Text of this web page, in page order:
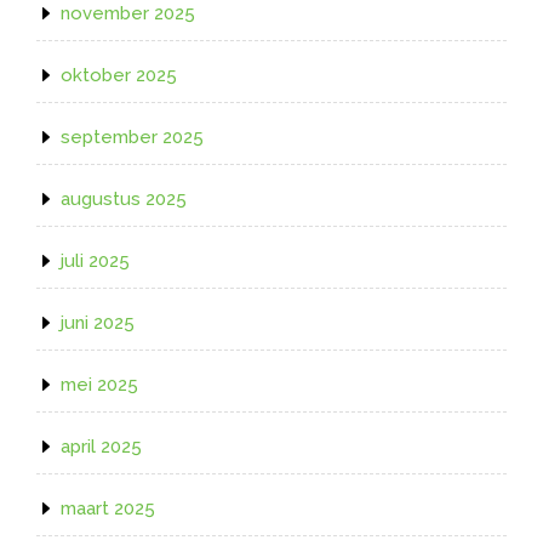
november 2025
oktober 2025
september 2025
augustus 2025
juli 2025
juni 2025
mei 2025
april 2025
maart 2025